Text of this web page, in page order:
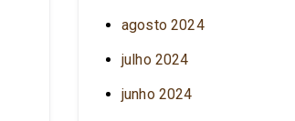
agosto 2024
julho 2024
junho 2024